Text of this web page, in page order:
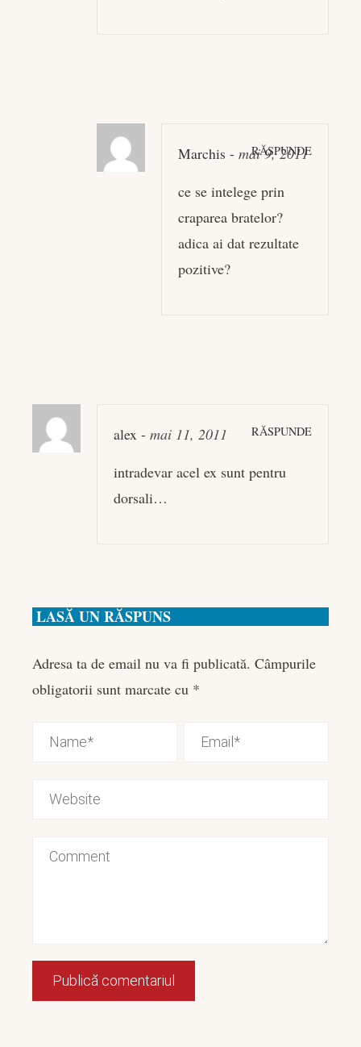
Marchis - mai 9, 2011
RĂSPUNDE
ce se intelege prin
craparea bratelor?
adica ai dat rezultate
pozitive?
alex - mai 11, 2011 RĂSPUNDE
intradevar acel ex sunt pentru
dorsali…
LASĂ UN RĂSPUNS
Adresa ta de email nu va fi publicată. Câmpurile
obligatorii sunt marcate cu *